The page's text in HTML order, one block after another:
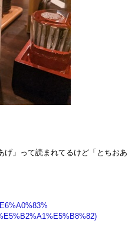
げ」って読まれてるけど「とちおあ